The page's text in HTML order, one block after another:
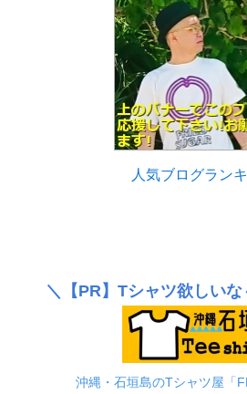
人気ブログラン
＼ 【PR】 Tシャツ欲しい
沖縄・石垣島のTシャツ屋「